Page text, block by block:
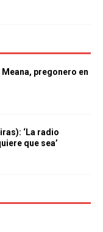
Meana, pregonero en
‘La radio
que sea’